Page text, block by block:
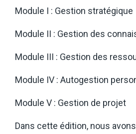
Module I : Gestion stratégique
Module II : Gestion des
Module III : Gestion des
Module IV : Autogestion
Module V : Gestion de projet
Dans cette édition, nous